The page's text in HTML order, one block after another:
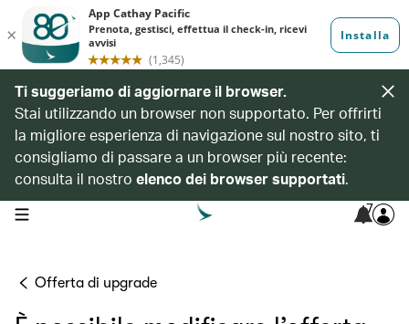
Ti suggeriamo di aggiornare il browser.
Stai utilizzando un browser non supportato. Per offrirti
la migliore esperienza di navigazione sul nostro sito, ti
consigliamo di passare a un browser più recente:
consulta il nostro elenco dei browser supportati.
open navigation menu 7
Offerta di upgrade